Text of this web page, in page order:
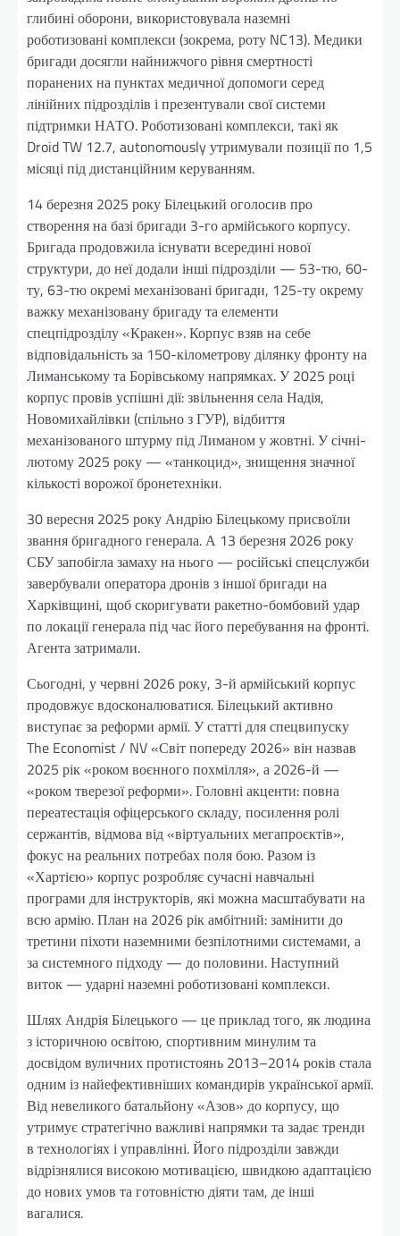
глибині оборони, використовувала наземні
роботизовані комплекси (зокрема, роту NC13). Медики
бригади досягли найнижчого рівня смертності
поранених на пунктах медичної допомоги серед
лінійних підрозділів і презентували свої системи
підтримки НАТО. Роботизовані комплекси, такі як
Droid TW 12.7, autonomously утримували позиції по 1,5
місяці під дистанційним керуванням.
14 березня 2025 року Білецький оголосив про
створення на базі бригади 3-го армійського корпусу.
Бригада продовжила існувати всередині нової
структури, до неї додали інші підрозділи — 53-тю, 60-
ту, 63-тю окремі механізовані бригади, 125-ту окрему
важку механізовану бригаду та елементи
спецпідрозділу «Кракен». Корпус взяв на себе
відповідальність за 150-кілометрову ділянку фронту на
Лиманському та Борівському напрямках. У 2025 році
корпус провів успішні дії: звільнення села Надія,
Новомихайлівки (спільно з ГУР), відбиття
механізованого штурму під Лиманом у жовтні. У січні-
лютому 2025 року — «танкоцид», знищення значної
кількості ворожої бронетехніки.
30 вересня 2025 року Андрію Білецькому присвоїли
звання бригадного генерала. А 13 березня 2026 року
СБУ запобігла замаху на нього — російські спецслужби
завербували оператора дронів з іншої бригади на
Харківщині, щоб скоригувати ракетно-бомбовий удар
по локації генерала під час його перебування на фронті.
Агента затримали.
Сьогодні, у червні 2026 року, 3-й армійський корпус
продовжує вдосконалюватися. Білецький активно
виступає за реформи армії. У статті для спецвипуску
The Economist / NV «Світ попереду 2026» він назвав
2025 рік «роком воєнного похмілля», а 2026-й —
«роком тверезої реформи». Головні акценти: повна
переатестація офіцерського складу, посилення ролі
сержантів, відмова від «віртуальних мегапроєктів»,
фокус на реальних потребах поля бою. Разом із
«Хартією» корпус розробляє сучасні навчальні
програми для інструкторів, які можна масштабувати на
всю армію. План на 2026 рік амбітний: замінити до
третини піхоти наземними безпілотними системами, а
за системного підходу — до половини. Наступний
виток — ударні наземні роботизовані комплекси.
Шлях Андрія Білецького — це приклад того, як людина
з історичною освітою, спортивним минулим та
досвідом вуличних протистоянь 2013–2014 років стала
одним із найефективніших командирів української армії.
Від невеликого батальйону «Азов» до корпусу, що
утримує стратегічно важливі напрямки та задає тренди
в технологіях і управлінні. Його підрозділи завжди
відрізнялися високою мотивацією, швидкою адаптацією
до нових умов та готовністю діяти там, де інші
вагалися.